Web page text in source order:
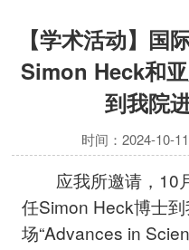
【学术活动】国
Simon Heck和
到我院
时间：2024-10-
应我所邀请，10
任Simon Heck博士
场“Advances in